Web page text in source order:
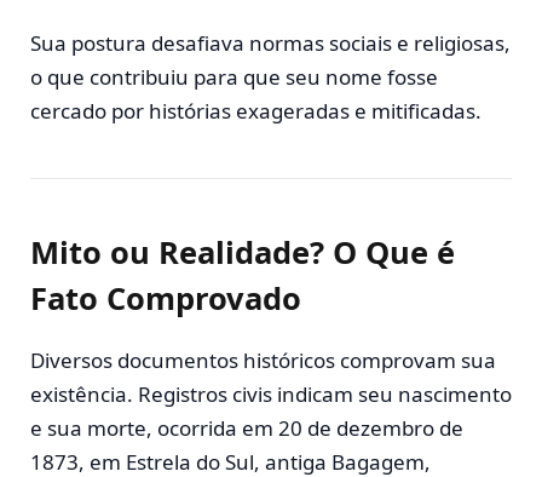
Sua postura desafiava normas sociais e religiosas,
o que contribuiu para que seu nome fosse
cercado por histórias exageradas e mitificadas.
Mito ou Realidade? O Que é
Fato Comprovado
Diversos documentos históricos comprovam sua
existência. Registros civis indicam seu nascimento
e sua morte, ocorrida em 20 de dezembro de
1873, em Estrela do Sul, antiga Bagagem,